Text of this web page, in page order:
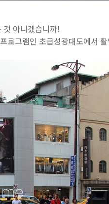
아니겠습니까!
로그램인 초급성광대도에서